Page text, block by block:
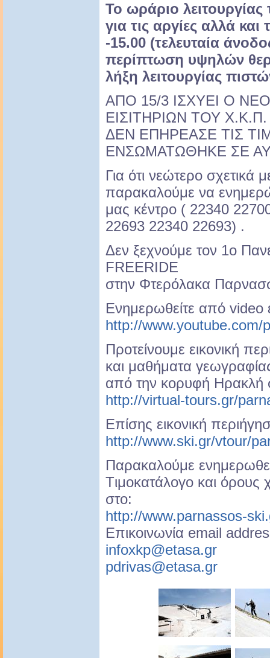
Το ωράριο
για τις αργίες αλλά και
-15.00 (τελευταία
περίπτωση υψηλών
λήξη λειτουργίας
ΑΠΟ 15/3 ΙΣΧΥΕΙ Ο
ΕΙΣΙΤΗΡΙΩΝ ΤΟΥ
ΔΕΝ ΕΠΗΡΕΑΣΕ ΤΙΣ
EΝΣΩΜΑΤΩΘΗΚΕ ΣΕ
Για ότι νεώτερο σχετικά
παρακαλούμε να
μας κέντρο ( 22340
22693 22340 22693) .
Δεν ξεχνούμε τον 1ο
FREERIDE
στην Φτερόλακα
Ενημερωθείτε από
http://www.youtube.com/
Προτείνουμε εικονική
και μαθήματα
από την κορυφή Ηρακλή
http://virtual-tours.gr/
Επίσης εικονική
http://www.ski.gr/vtour/
Παρακαλούμε
Tιμοκατάλογο και
στο:
http://www.parnassos-
Επικοινωνία email
infoxkp@etasa.gr
pdrivas@etasa.gr